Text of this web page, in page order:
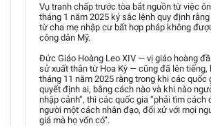
Vụ tranh chấp trước tòa bắt nguồn từ việc
tháng 1 năm 2025 ký sắc lệnh quy định
từ cha mẹ nhập cư bất hợp pháp không
công dân Mỹ.
Đức Giáo Hoàng Leo XIV — vị giáo hoàng
sử xuất thân từ Hoa Kỳ — cũng đã lên tiếng,
tháng 11 năm 2025 rằng trong khi các quốc
quyết định ai, bằng cách nào và khi nào
nhập cảnh”, thì các quốc gia “phải tìm cách
người một cách nhân đạo, đối xử với mọi
giá mà họ vốn có”.